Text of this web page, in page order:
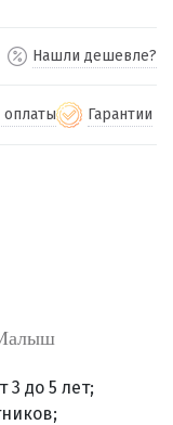
Нашли дешевле?
лиц
Гарантии
3 до 5 лет;